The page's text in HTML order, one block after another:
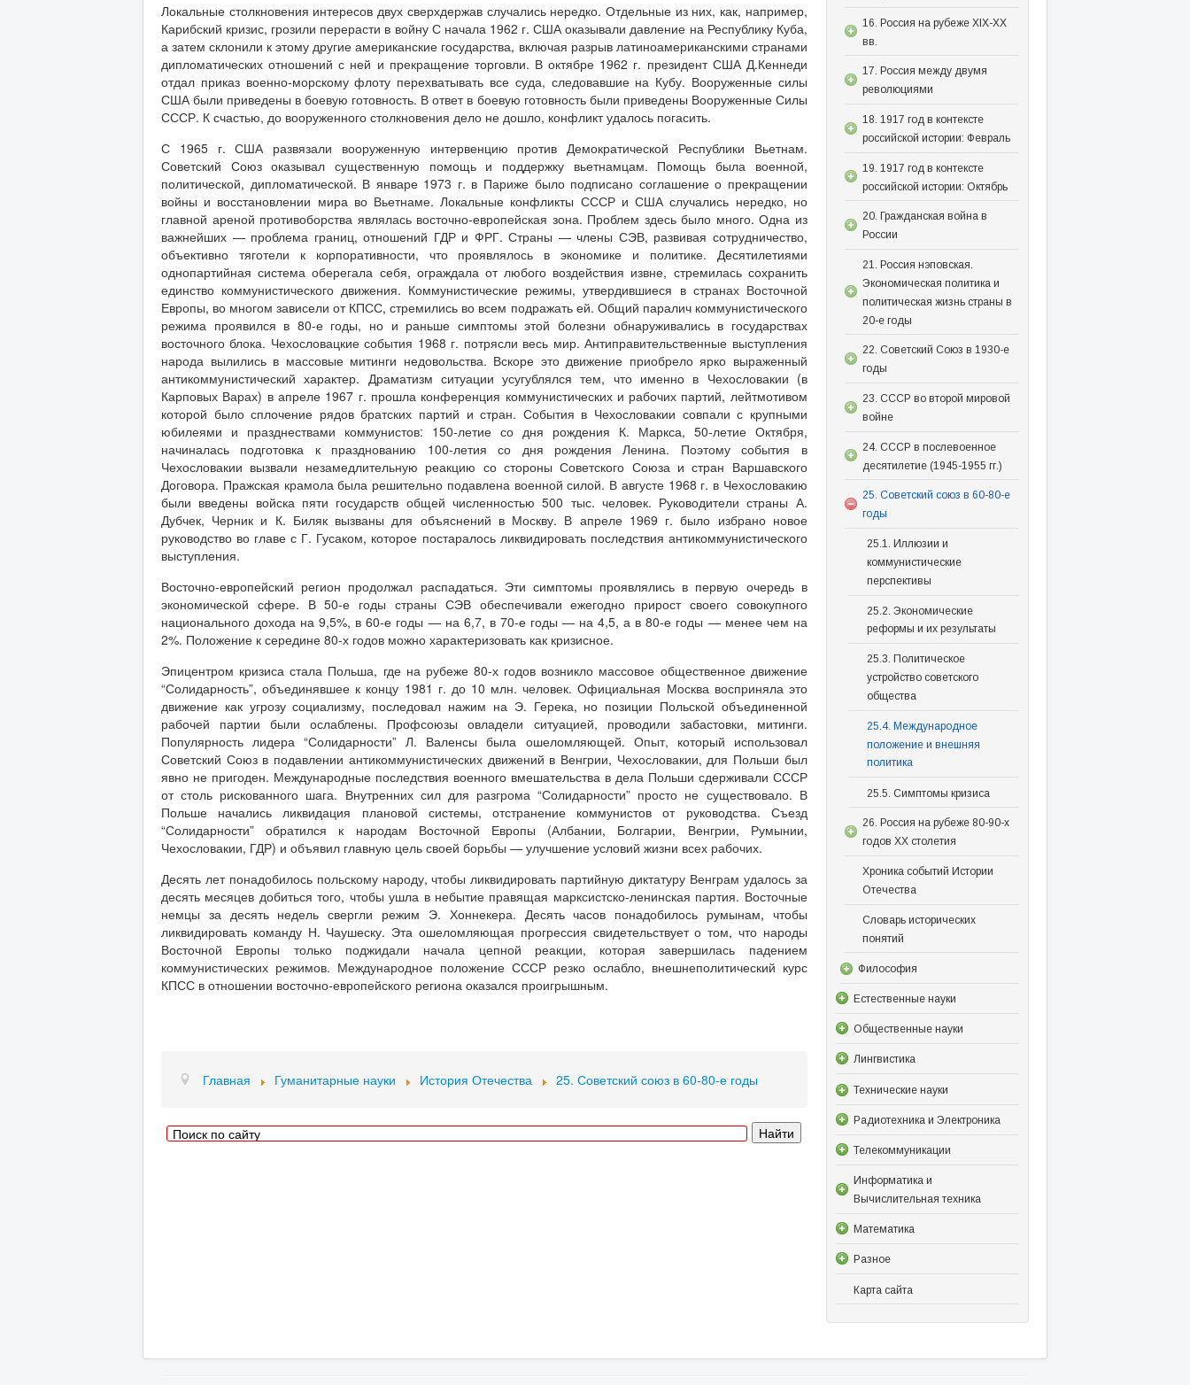
Локальные столкновения интересов двух сверхдержав случались нередко. Отдельные из них, как, например,
Карибский кризис, грозили перерасти в войну С начала 1962 г. США оказывали давление на Республику Куба,
а затем склонили к этому другие американские государства, включая разрыв латиноамериканскими странами
дипломатических отношений с ней и прекращение торговли. В октябре 1962 г. президент США Д.Кеннеди
отдал приказ военно-морскому флоту перехватывать все суда, следовавшие на Кубу. Вооруженные силы
США были приведены в боевую готовность. В ответ в боевую готовность были приведены Вооруженные Силы
СССР. К счастью, до вооруженного столкновения дело не дошло, конфликт удалось погасить.
С 1965 г. США развязали вооруженную интервенцию против Демократической Республики Вьетнам.
Советский Союз оказывал существенную помощь и поддержку вьетнамцам. Помощь была военной,
политической, дипломатической. В январе 1973 г. в Париже было подписано соглашение о прекращении
войны и восстановлении мира во Вьетнаме. Локальные конфликты СССР и США случались нередко, но
главной ареной противоборства являлась восточно-европейская зона. Проблем здесь было много. Одна из
важнейших — проблема границ, отношений ГДР и ФРГ. Страны — члены СЭВ, развивая сотрудничество,
объективно тяготели к корпоративности, что проявлялось в экономике и политике. Десятилетиями
однопартийная система оберегала себя, ограждала от любого воздействия извне, стремилась сохранить
единство коммунистического движения. Коммунистические режимы, утвердившиеся в странах Восточной
Европы, во многом зависели от КПСС, стремились во всем подражать ей. Общий паралич коммунистического
режима проявился в 80-е годы, но и раньше симптомы этой болезни обнаруживались в государствах
восточного блока. Чехословацкие события 1968 г. потрясли весь мир. Антиправительственные выступления
народа вылились в массовые митинги недовольства. Вскоре это движение приобрело ярко выраженный
антикоммунистический характер. Драматизм ситуации усугублялся тем, что именно в Чехословакии (в
Карповых Варах) в апреле 1967 г. прошла конференция коммунистических и рабочих партий, лейтмотивом
которой было сплочение рядов братских партий и стран. События в Чехословакии совпали с крупными
юбилеями и празднествами коммунистов: 150-летие со дня рождения К. Маркса, 50-летие Октября,
начиналась подготовка к празднованию 100-летия со дня рождения Ленина. Поэтому события в
Чехословакии вызвали незамедлительную реакцию со стороны Советского Союза и стран Варшавского
Договора. Пражская крамола была решительно подавлена военной силой. В августе 1968 г. в Чехословакию
были введены войска пяти государств общей численностью 500 тыс. человек. Руководители страны А.
Дубчек, Черник и К. Биляк вызваны для объяснений в Москву. В апреле 1969 г. было избрано новое
руководство во главе с Г. Гусаком, которое постаралось ликвидировать последствия антикоммунистического
выступления.
Восточно-европейский регион продолжал распадаться. Эти симптомы проявлялись в первую очередь в
экономической сфере. В 50-е годы страны СЭВ обеспечивали ежегодно прирост своего совокупного
национального дохода на 9,5%, в 60-е годы — на 6,7, в 70-е годы — на 4,5, а в 80-е годы — менее чем на
2%. Положение к середине 80-х годов можно характеризовать как кризисное.
Эпицентром кризиса стала Польша, где на рубеже 80-х годов возникло массовое общественное движение
“Солидарность”, объединявшее к концу 1981 г. до 10 млн. человек. Официальная Москва восприняла это
движение как угрозу социализму, последовал нажим на Э. Герека, но позиции Польской объединенной
рабочей партии были ослаблены. Профсоюзы овладели ситуацией, проводили забастовки, митинги.
Популярность лидера “Солидарности” Л. Валенсы была ошеломляющей. Опыт, который использовал
Советский Союз в подавлении антикоммунистических движений в Венгрии, Чехословакии, для Польши был
явно не пригоден. Международные последствия военного вмешательства в дела Польши сдерживали СССР
от столь рискованного шага. Внутренних сил для разгрома “Солидарности” просто не существовало. В
Польше начались ликвидация плановой системы, отстранение коммунистов от руководства. Съезд
“Солидарности” обратился к народам Восточной Европы (Албании, Болгарии, Венгрии, Румынии,
Чехословакии, ГДР) и объявил главную цель своей борьбы — улучшение условий жизни всех рабочих.
Десять лет понадобилось польскому народу, чтобы ликвидировать партийную диктатуру Венграм удалось за
десять месяцев добиться того, чтобы ушла в небытие правящая марксистско-ленинская партия. Восточные
немцы за десять недель свергли режим Э. Хоннекера. Десять часов понадобилось румынам, чтобы
ликвидировать команду Н. Чаушеску. Эта ошеломляющая прогрессия свидетельствует о том, что народы
Восточной Европы только поджидали начала цепной реакции, которая завершилась падением
коммунистических режимов. Международное положение СССР резко ослабло, внешнеполитический курс
КПСС в отношении восточно-европейского региона оказался проигрышным.
Главная Гуманитарные науки История Отечества 25. Советский союз в 60-80-е годы
16. Россия на рубеже XIX-XX
вв.
17. Россия между двумя
революциями
18. 1917 год в контексте
российской истории: Февраль
19. 1917 год в контексте
российской истории: Октябрь
20. Гражданская война в
России
21. Россия нэповская.
Экономическая политика и
политическая жизнь страны в
20-е годы
22. Советский Союз в 1930-е
годы
23. СССР во второй мировой
войне
24. СССР в послевоенное
десятилетие (1945-1955 гг.)
25. Советский союз в 60-80-е
годы
25.1. Иллюзии и
коммунистические
перспективы
25.2. Экономические
реформы и их результаты
25.3. Политическое
устройство советского
общества
25.4. Международное
положение и внешняя
политика
25.5. Симптомы кризиса
26. Россия на рубеже 80-90-х
годов XX столетия
Хроника событий Истории
Отечества
Словарь исторических
понятий
Философия
Естественные науки
Общественные науки
Лингвистика
Технические науки
Радиотехника и Электроника
Телекоммуникации
Информатика и
Вычислительная техника
Математика
Разное
Карта сайта